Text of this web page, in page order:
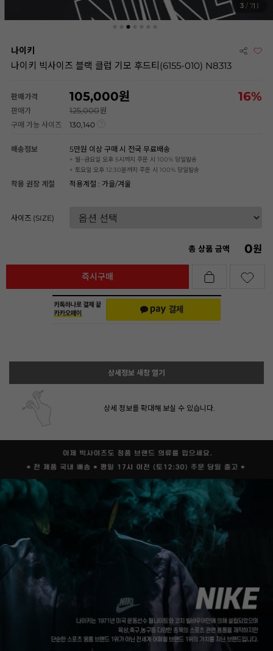
3 / 7
나이키
나이키 빅사이즈 블랙 클럽 기모 후드티(6155-010) N8313
판매가격 105,000 16%
판매가 125,000
구매 가능 사이즈 130,140
배송정보 5만원 이상 구매 시 전국 무료배송
+ 월~금요일 오후 5시까지 주문 시 100% 당일발송
+ 토요일 오후 12:30분까지 주문 시 100% 당일발송
착용 권장 계절 적용계절 : 가을/겨울
사이즈 (SIZE)
총 상품 금액 0원
즉시구매
상세정보 새창 열기
상세 정보를 확대해 보실 수 있습니다.